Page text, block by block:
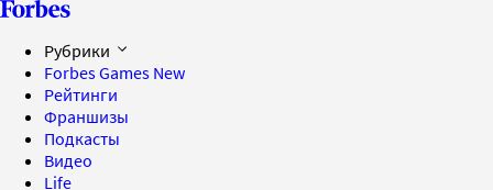
Рубрики
Forbes Games New
Рейтинги
Франшизы
Подкасты
Видео
Life